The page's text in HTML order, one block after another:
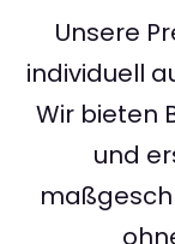
Unsere
individuell
Wir bieten
und